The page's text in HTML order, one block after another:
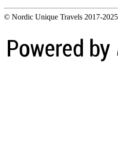
© Nordic Unique Travels 2017-2025